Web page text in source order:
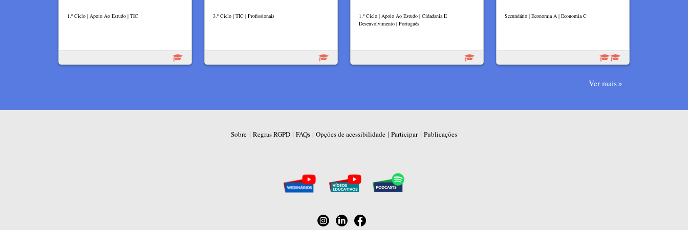
1.º Ciclo | Apoio Ao Estudo | TIC 3.º Ciclo | TIC | Profissionais
1.º Ciclo | Apoio Ao Estudo | Cidadania E
Desenvolvimento | Português
Secundário | Economia A | Economia C
Ver mais
Sobre | Regras RGPD | FAQs | Opções de acessibilidade | Participar| Publicações